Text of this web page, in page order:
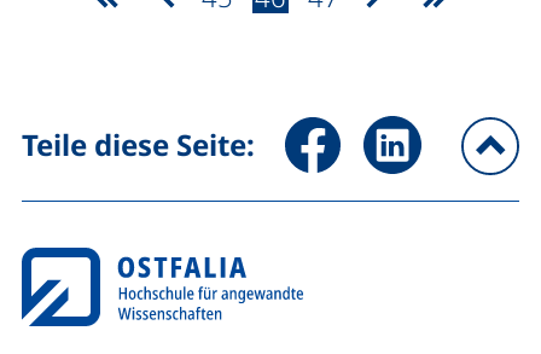
vorherige Seite
Teile diese Seite: Seite über Facebook teilen
Seite über